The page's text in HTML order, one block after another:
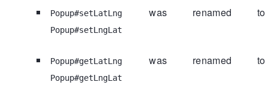
Popup#setLatLng was renamed to
Popup#setLngLat
Popup#getLatLng was renamed to
Popup#getLngLat